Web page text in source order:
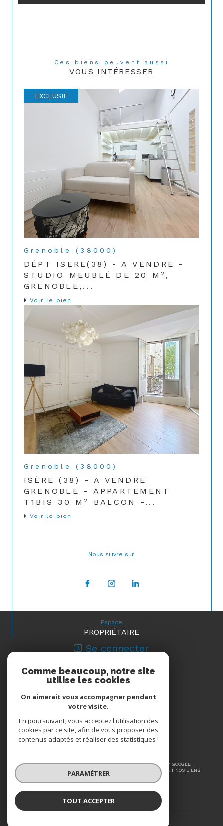
Ces biens peuvent aussi
VOUS INTÉRESSER
EXCLUSIF
Grenoble (38000)
DÉPT ISERE(38) - A VENDRE -
STUDIO MEUBLÉ DE 20 M²,
GRENOBLE,...
Voir le bien
Grenoble (38000)
ISÈRE (38) - A VENDRE
GRENOBLE - APPARTEMENT
T1BIS 30 M² BALCON -...
Voir le bien
Nous suivre sur
Espace
PROPRIÉTAIRE
Se connecter
Nous
ADHÉRONS
© 2026 | TOUS DROITS RÉSERVÉS | TRADUCTION POWERED BY GOOGLE |
PLAN DU SITE MENTIONS LÉGALES ADMIN
NOS LIENS
POLITIQUE RGPD
Comme beaucoup, notre site
utilise les cookies
On aimerait vous accompagner pendant
votre visite.
En poursuivant, vous acceptez l'utilisation des
cookies par ce site, afin de vous proposer des
contenus adaptés et réaliser des statistiques !
PARAMÉTRER
TOUT ACCEPTER